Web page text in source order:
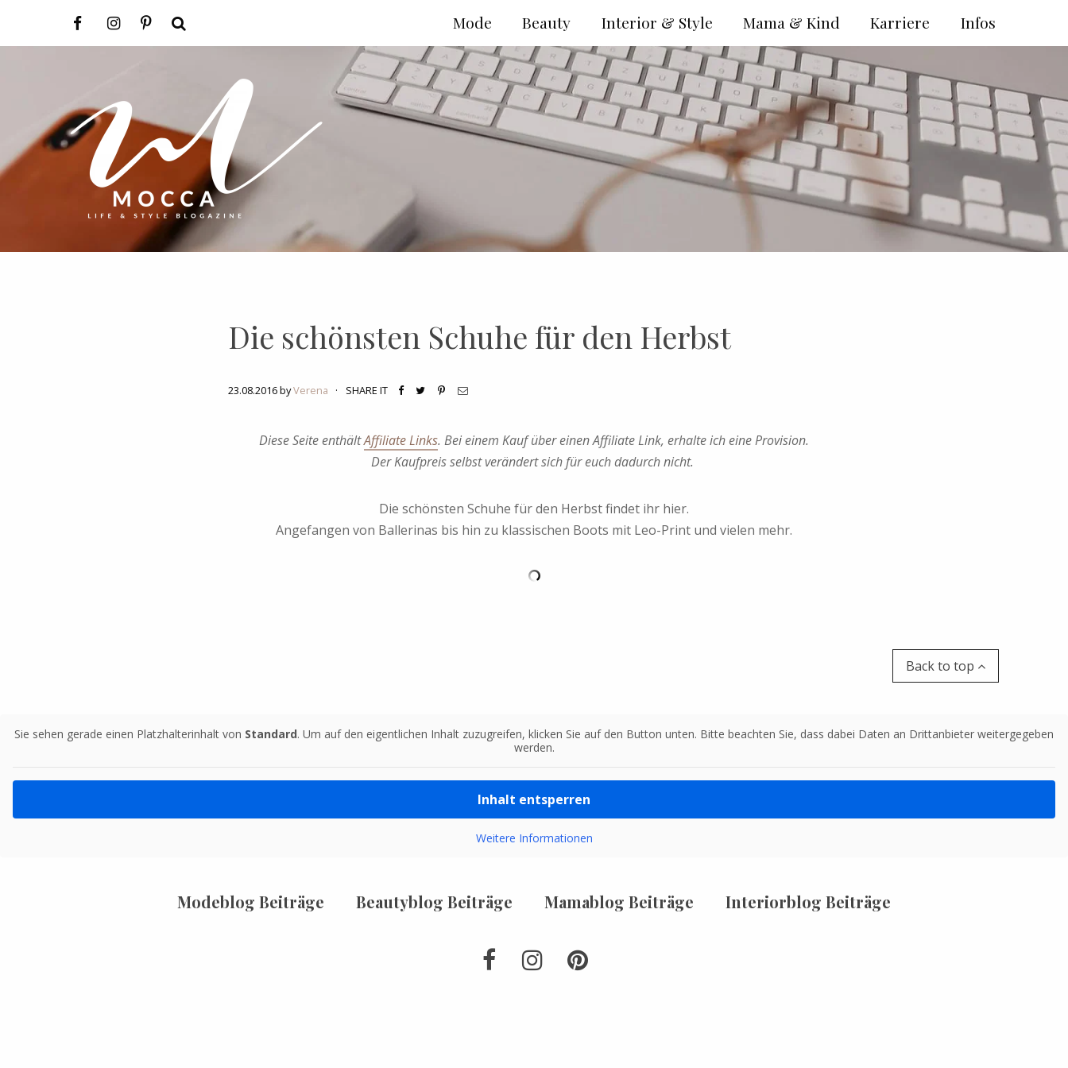
Die schönsten Schuhe für den Herbst
23.08.2016 byVerena · SHARE IT
Diese Seite enthältAffiliate Links. Bei einem Kauf über einen Affiliate Link, erhalte ich eine Provision.
Der Kaufpreis selbst verändert sich für euch dadurch nicht.
Die schönsten Schuhe für den Herbst findet ihr hier.
Angefangen von Ballerinas bis hin zu klassischen Boots mit Leo-Print und vielen mehr.
Back to top
Sie sehen gerade einen Platzhalterinhalt von Standard. Um auf den eigentlichen Inhalt zuzugreifen, klicken Sie auf den Button unten. Bitte beachten Sie, dass dabei Daten an Drittanbieter weitergegeben
werden.
Inhalt entsperren
Weitere Informationen
Modeblog Beiträge Beautyblog Beiträge Mamablog Beiträge Interiorblog Beiträge
Infos
Karriere
Mama & Kind
Interior & Style
Beauty
Mode